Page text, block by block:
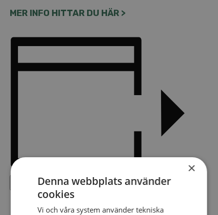
MER INFO HITTAR DU HÄR >
Lägg till i kalender
×
Denna webbplats använder
cookies
Vi och våra system använder tekniska